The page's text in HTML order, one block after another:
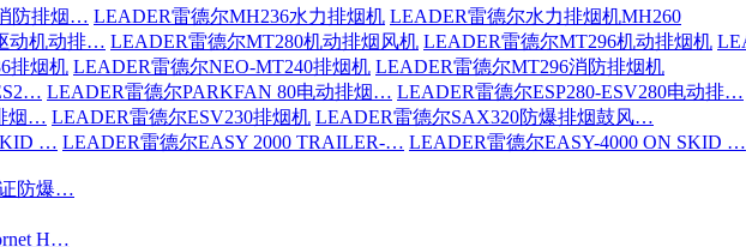
防排烟… LEADER雷德尔MH236水力排烟机 LEADER雷德尔水力排烟机MH260
动机动排… LEADER雷德尔MT280机动排烟风机 LEADER雷德尔MT296机动排烟机
排烟机 LEADER雷德尔NEO-MT240排烟机 LEADER雷德尔MT296消防排烟机
LEADER雷德尔PARKFAN 80电动排烟… LEADER雷德尔ESP280-ESV280电动排…
烟… LEADER雷德尔ESV230排烟机 LEADER雷德尔SAX320防爆排烟鼓风…
… LEADER雷德尔EASY 2000 TRAILER-… LEADER雷德尔EASY-4000 ON SKID …
防爆…
H…